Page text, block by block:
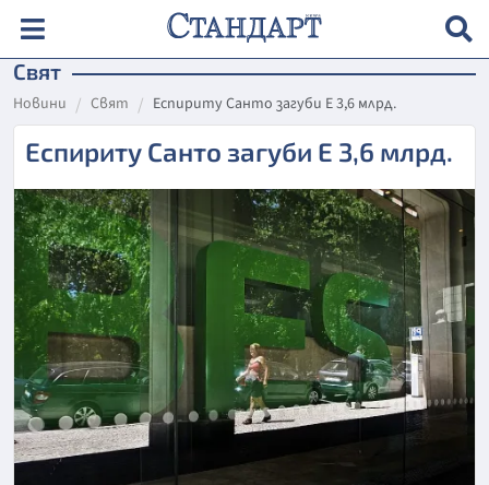
Свят
Новини Свят Еспириту Санто загуби Е 3,6 млрд.
Еспириту Санто загуби Е 3,6 млрд.